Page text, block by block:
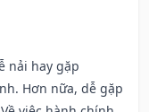
nải hay gặp
Hơn nữa, dễ gặp